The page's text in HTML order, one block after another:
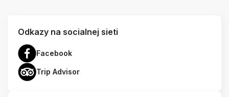
Odkazy na socialnej sieti
Facebook
Trip Advisor